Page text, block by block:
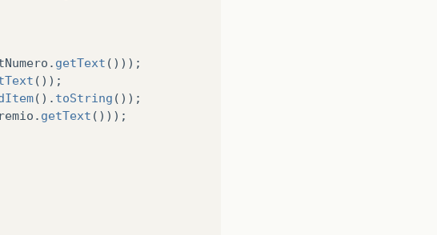
. getText ()));
());
(). toString ());
. getText ()));